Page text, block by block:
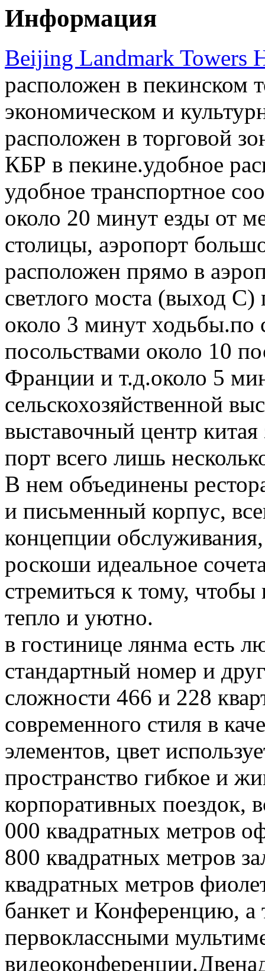
Информация
Beijing Landmark Towers
расположен в пекинском
экономическом и
расположен в торговой
КБР в пекине.удобное
удобное транспортное
около 20 минут езды от
столицы, аэропорт
расположен прямо в
светлого моста (выход
около 3 минут ходьбы.по
посольствами около 10
Франции и т.д.около 5
сельскохозяйственной
выставочный центр
порт всего лишь
В нем объединены
и письменный корпус,
концепции
роскоши идеальное
стремиться к тому,
тепло и уютно.
в гостинице лянма есть
стандартный номер и
сложности 466 и 228
современного стиля в
элементов, цвет
пространство гибкое и
корпоративных поездок,
000 квадратных метров
800 квадратных метров
квадратных метров
банкет и Конференцию, а
первоклассными